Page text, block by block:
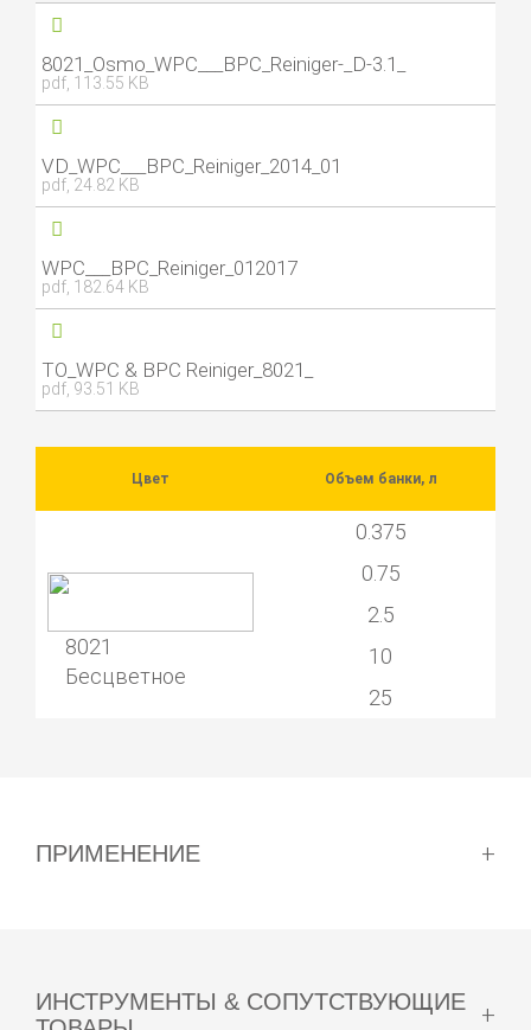
8021_Osmo_WPC___BPC_Reiniger-_D-3.1_
pdf, 113.55 KB
VD_WPC___BPC_Reiniger_2014_01
pdf, 24.82 KB
WPC___BPC_Reiniger_012017
pdf, 182.64 KB
ТО_WPC & BPC Reiniger_8021_
pdf, 93.51 KB
Цвет Объем банки, л
8021
Бесцветное
0.375
0.75
2.5
10
25
ПРИМЕНЕНИЕ
Разбавьте концентрат водой от 1:20 до 1:10.
ИНСТРУМЕНТЫ & СОПУТСТВУЮЩИЕ